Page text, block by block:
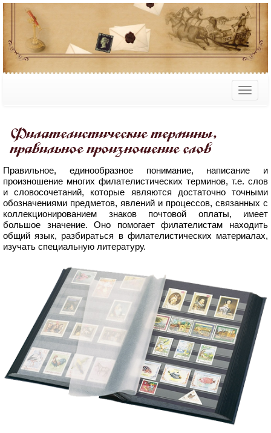
Филателистические термины,
правильное произношение слов
Правильное, единообразное понимание, написание и
произношение многих филателистических терминов, т.е. слов
и словосочетаний, которые являются достаточно точными
обозначениями предметов, явлений и процессов, связанных с
коллекционированием знаков почтовой оплаты, имеет
большое значение. Оно помогает филателистам находить
общий язык, разбираться в филателистических материалах,
изучать специальную литературу.